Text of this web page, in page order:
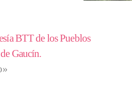
BTT de los Pueblos
Gaucín.